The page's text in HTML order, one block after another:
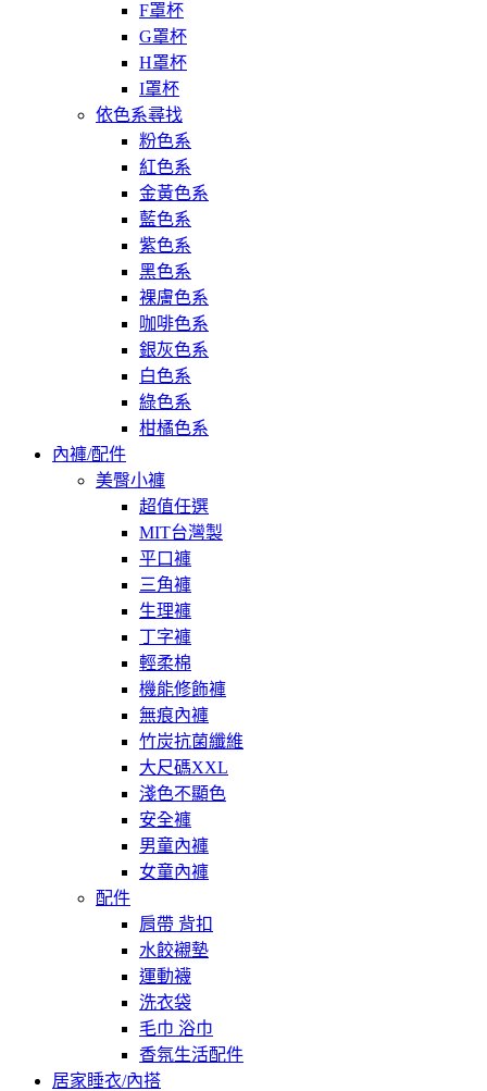
F罩杯
G罩杯
H罩杯
I罩杯
依色系尋找
粉色系
紅色系
金黃色系
藍色系
紫色系
黑色系
裸膚色系
咖啡色系
銀灰色系
白色系
綠色系
柑橘色系
內褲/配件
美臀小褲
超值任選
MIT台灣製
平口褲
三角褲
生理褲
丁字褲
輕柔棉
機能修飾褲
無痕內褲
竹炭抗菌纖維
大尺碼XXL
淺色不顯色
安全褲
男童內褲
女童內褲
配件
肩帶 背扣
水餃襯墊
運動襪
洗衣袋
毛巾 浴巾
香氛生活配件
居家睡衣/內搭